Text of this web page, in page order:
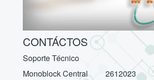
CONTÁCTOS
Soporte Técnico
Monoblock Central 2612023